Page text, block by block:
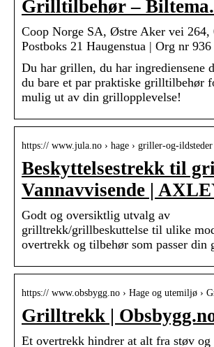
Grilltilbehør –
Coop Norge SA, Østre Aker vei 264,
Postboks 21 Haugenstua | Org nr
Du har grillen, du har ingrediensene
du bare et par praktiske grilltilbehør
mulig ut av din grillopplevelse!
https:// www.jula.no › hage › griller-og-
Beskyttelsestrekk til
Vannavvisende |
Godt og oversiktlig utvalg av
grilltrekk/grillbeskuttelse til ulike
overtrekk og tilbehør som passer din
https:// www.obsbygg.no › Hage og utemiljø ›
Grilltrekk |
Et overtrekk hindrer at alt fra støv